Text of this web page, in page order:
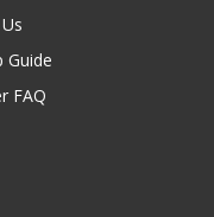
Guide
FAQ